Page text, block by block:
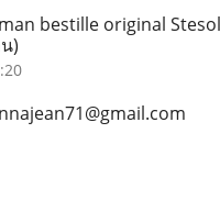
bestille original
)